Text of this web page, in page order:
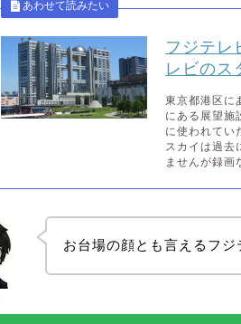
フジテレ
レビのス
東京都港区に
にある展望施
に使われてい
スカイは過去
ませんが録画
お台場の顔とも言えるフジ